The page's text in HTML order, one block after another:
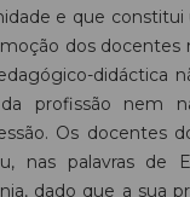
e que
dos docentes
didáctica
profissão nem
Os docentes
nas palavras de
dado que a sua